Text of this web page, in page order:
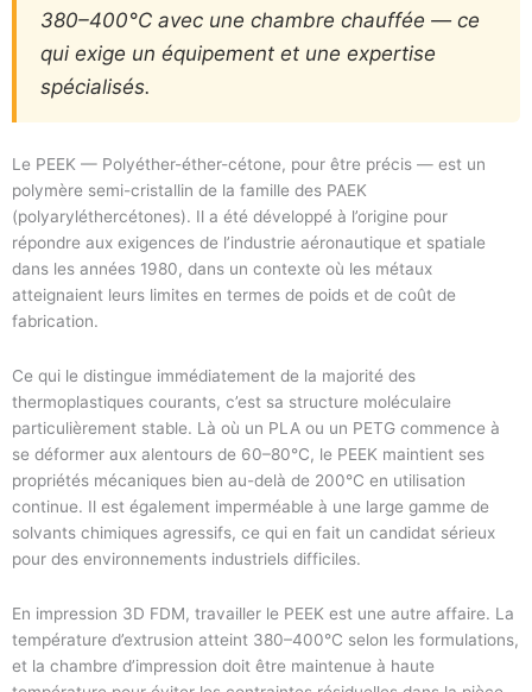
380–400°C avec une chambre chauffée — ce
qui exige un équipement et une expertise
spécialisés.
Le PEEK — Polyéther-éther-cétone, pour être précis — est un
polymère semi-cristallin de la famille des PAEK
(polyaryléthercétones). Il a été développé à l’origine pour
répondre aux exigences de l’industrie aéronautique et spatiale
dans les années 1980, dans un contexte où les métaux
atteignaient leurs limites en termes de poids et de coût de
fabrication.
Ce qui le distingue immédiatement de la majorité des
thermoplastiques courants, c’est sa structure moléculaire
particulièrement stable. Là où un PLA ou un PETG commence à
se déformer aux alentours de 60–80°C, le PEEK maintient ses
propriétés mécaniques bien au-delà de 200°C en utilisation
continue. Il est également imperméable à une large gamme de
solvants chimiques agressifs, ce qui en fait un candidat sérieux
pour des environnements industriels difficiles.
En impression 3D FDM, travailler le PEEK est une autre affaire. La
température d’extrusion atteint 380–400°C selon les formulations,
et la chambre d’impression doit être maintenue à haute